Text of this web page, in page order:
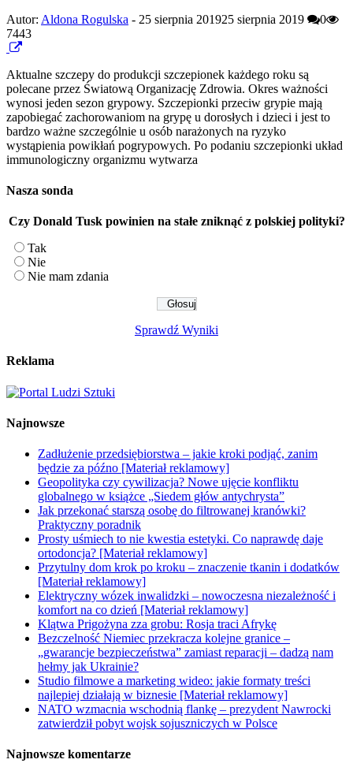
Autor: Aldona Rogulska - 25 sierpnia 201925 sierpnia 2019
0
7443
Aktualne szczepy do produkcji szczepionek każdego roku są
polecane przez Światową Organizację Zdrowia. Okres ważności
wynosi jeden sezon grypowy. Szczepionki przeciw grypie mają
zapobiegać zachorowaniom na grypę u dorosłych i dzieci i jest to
bardzo ważne szczególnie u osób narażonych na ryzyko
wystąpienia powikłań pogrypowych. Po podaniu szczepionki układ
immunologiczny organizmu wytwarza
Nasza sonda
Czy Donald Tusk powinien na stałe zniknąć z polskiej polityki?
Tak
Nie
Nie mam zdania
Sprawdź Wyniki
Reklama
Najnowsze
Zadłużenie przedsiębiorstwa – jakie kroki podjąć, zanim
będzie za późno [Materiał reklamowy]
Geopolityka czy cywilizacja? Nowe ujęcie konfliktu
globalnego w książce „Siedem głów antychrysta”
Jak przekonać starszą osobę do filtrowanej kranówki?
Praktyczny poradnik
Prosty uśmiech to nie kwestia estetyki. Co naprawdę daje
ortodoncja? [Materiał reklamowy]
Przytulny dom krok po kroku – znaczenie tkanin i dodatków
[Materiał reklamowy]
Elektryczny wózek inwalidzki – nowoczesna niezależność i
komfort na co dzień [Materiał reklamowy]
Klątwa Prigożyna zza grobu: Rosja traci Afrykę
Bezczelność Niemiec przekracza kolejne granice –
„gwarancje bezpieczeństwa” zamiast reparacji – dadzą nam
hełmy jak Ukrainie?
Studio filmowe a marketing wideo: jakie formaty treści
najlepiej działają w biznesie [Materiał reklamowy]
NATO wzmacnia wschodnią flankę – prezydent Nawrocki
zatwierdził pobyt wojsk sojuszniczych w Polsce
Najnowsze komentarze